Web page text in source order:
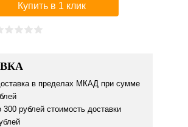
Купить в 1 клик
в пределах МКАД при сумме
300 рублей стоимость доставки